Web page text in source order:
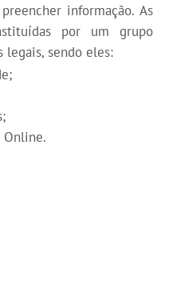
informação. As
por um grupo
legais, sendo eles:
Online.